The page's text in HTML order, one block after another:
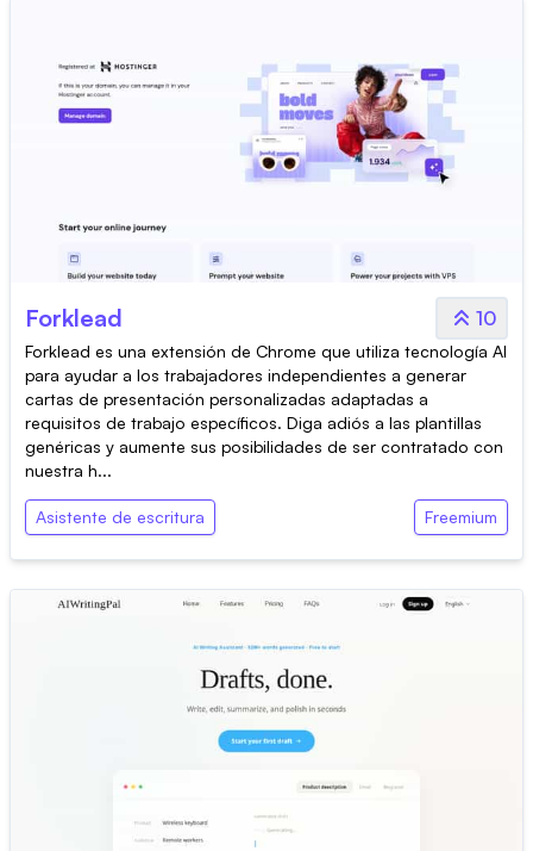
Forklead 10
Forklead es una extensión de Chrome que utiliza tecnología AI
para ayudar a los trabajadores independientes a generar
cartas de presentación personalizadas adaptadas a
requisitos de trabajo específicos. Diga adiós a las plantillas
genéricas y aumente sus posibilidades de ser contratado con
nuestra h...
Asistente de escritura Freemium